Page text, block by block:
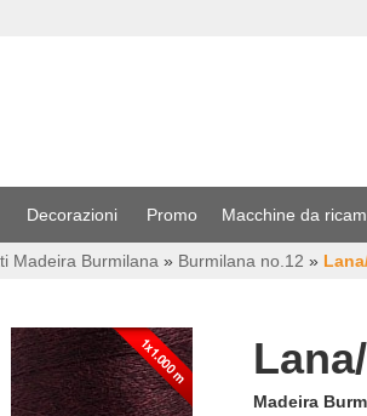
Decorazioni Promo Macchine da
Madeira Burmilana » Burmilana no.12 »
Madeira